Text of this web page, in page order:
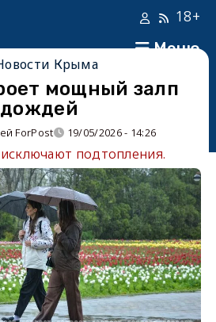
Меню
18+
Крыма
мощный залп
дождей
ForPost 19/05/2026 - 14:26
подтопления.